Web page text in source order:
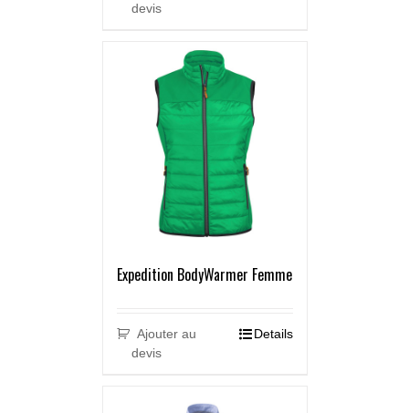
devis
Expedition BodyWarmer Femme
Ajouter au
devis
Details